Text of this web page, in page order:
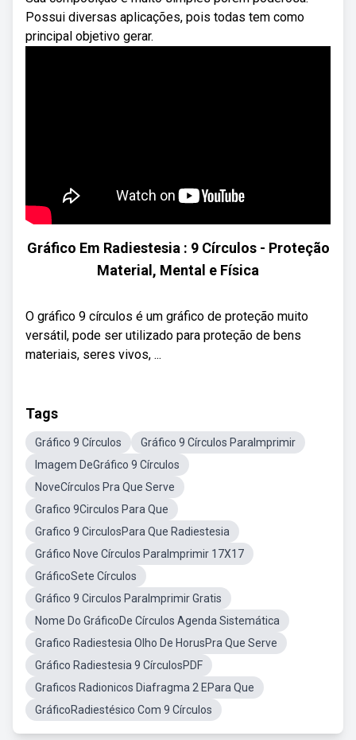
Possui diversas aplicações, pois todas tem como
principal objetivo gerar.
Gráfico Em Radiestesia : 9 Círculos - Proteção
Material, Mental e Física
O gráfico 9 círculos é um gráfico de proteção muito
versátil, pode ser utilizado para proteção de bens
materiais, seres vivos, ...
Tags
Gráfico 9 Círculos
Gráfico 9 Círculos ParaImprimir
Imagem DeGráfico 9 Círculos
NoveCírculos Pra Que Serve
Grafico 9Circulos Para Que
Grafico 9 CirculosPara Que Radiestesia
Gráfico Nove Círculos ParaImprimir 17X17
GráficoSete Círculos
Gráfico 9 Circulos ParaImprimir Gratis
Nome Do GráficoDe Círculos Agenda Sistemática
Grafico Radiestesia Olho De HorusPra Que Serve
Gráfico Radiestesia 9 CírculosPDF
Graficos Radionicos Diafragma 2 EPara Que
GráficoRadiestésico Com 9 Círculos